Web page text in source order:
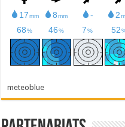
meteoblue